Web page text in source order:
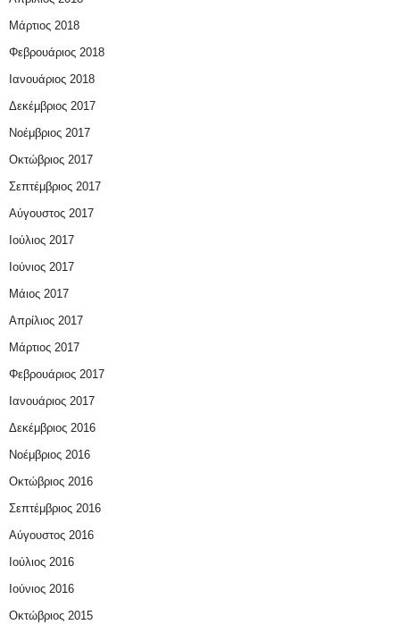
Μάρτιος 2018
Φεβρουάριος 2018
Ιανουάριος 2018
Δεκέμβριος 2017
Νοέμβριος 2017
Οκτώβριος 2017
Σεπτέμβριος 2017
Αύγουστος 2017
Ιούλιος 2017
Ιούνιος 2017
Μάιος 2017
Απρίλιος 2017
Μάρτιος 2017
Φεβρουάριος 2017
Ιανουάριος 2017
Δεκέμβριος 2016
Νοέμβριος 2016
Οκτώβριος 2016
Σεπτέμβριος 2016
Αύγουστος 2016
Ιούλιος 2016
Ιούνιος 2016
Οκτώβριος 2015